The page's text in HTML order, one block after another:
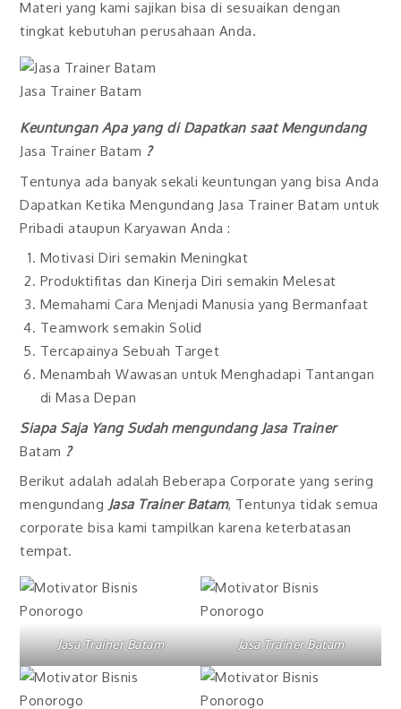
Materi yang kami sajikan bisa di sesuaikan dengan
tingkat kebutuhan perusahaan Anda.
Jasa Trainer Batam
Keuntungan Apa yang di Dapatkan saat Mengundang
Jasa Trainer Batam ?
Tentunya ada banyak sekali keuntungan yang bisa Anda
Dapatkan Ketika Mengundang Jasa Trainer Batam untuk
Pribadi ataupun Karyawan Anda :
Motivasi Diri semakin Meningkat
Produktifitas dan Kinerja Diri semakin Melesat
Memahami Cara Menjadi Manusia yang Bermanfaat
Teamwork semakin Solid
Tercapainya Sebuah Target
Menambah Wawasan untuk Menghadapi Tantangan
di Masa Depan
Siapa Saja Yang Sudah mengundang Jasa Trainer
Batam ?
Berikut adalah adalah Beberapa Corporate yang sering
mengundang Jasa Trainer Batam, Tentunya tidak semua
corporate bisa kami tampilkan karena keterbatasan
tempat.
Jasa Trainer Batam Jasa Trainer Batam